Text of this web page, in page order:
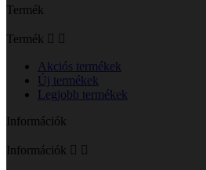
Termék
Termék  
Akciós termékek
Új termékek
Legjobb termékek
Információk
Információk  